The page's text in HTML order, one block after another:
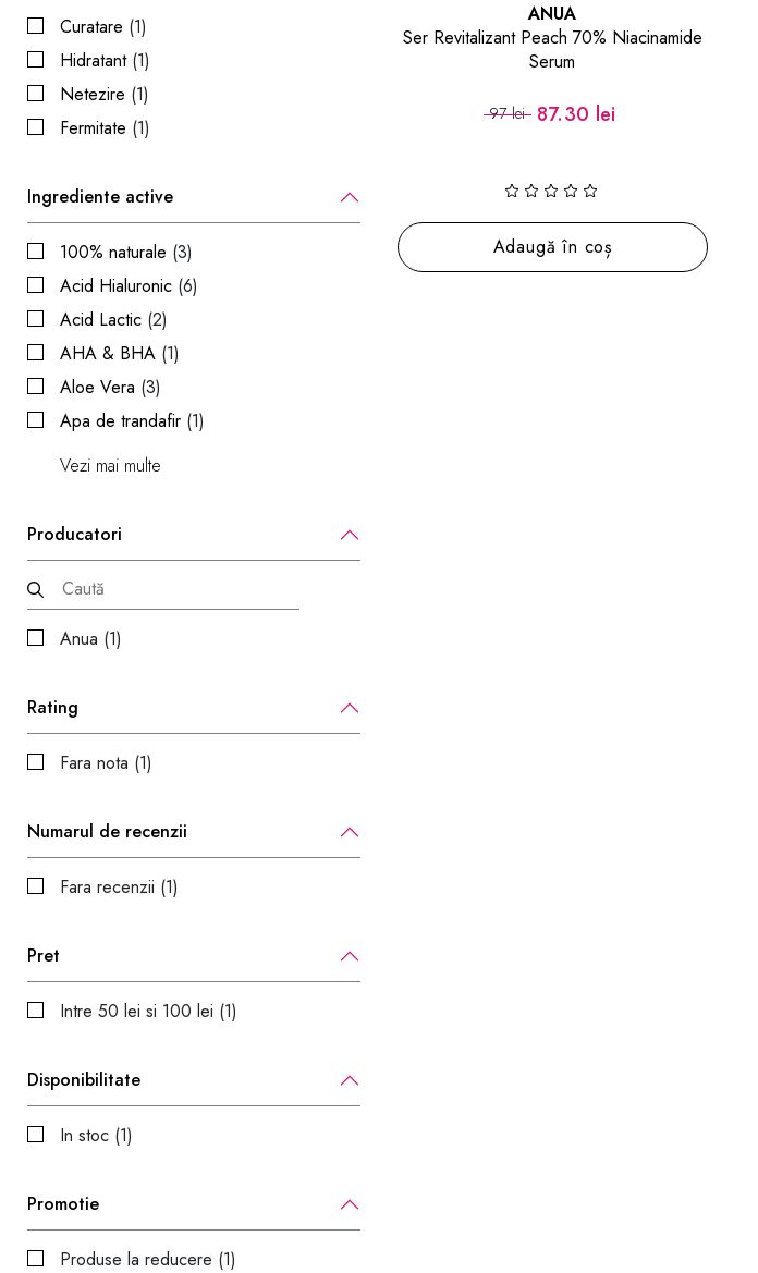
Curatare (1)
Hidratant(1)
Netezire (1)
Fermitate (1)
Ingrediente active
100% naturale (3)
Acid Hialuronic (6)
Acid Lactic (2)
AHA & BHA (1)
Aloe Vera (3)
Apa de trandafir (1)
Vezi mai multe
Producatori
Anua (1)
Rating
Fara nota (1)
Numarul de recenzii
Fara recenzii (1)
Pret
Intre 50 lei si 100 lei (1)
Disponibilitate
In stoc (1)
Promotie
Produse la reducere (1)
ANUA
Ser Revitalizant Peach 70% Niacinamide
Serum
97 lei 87.30 lei
Adaugă în coș